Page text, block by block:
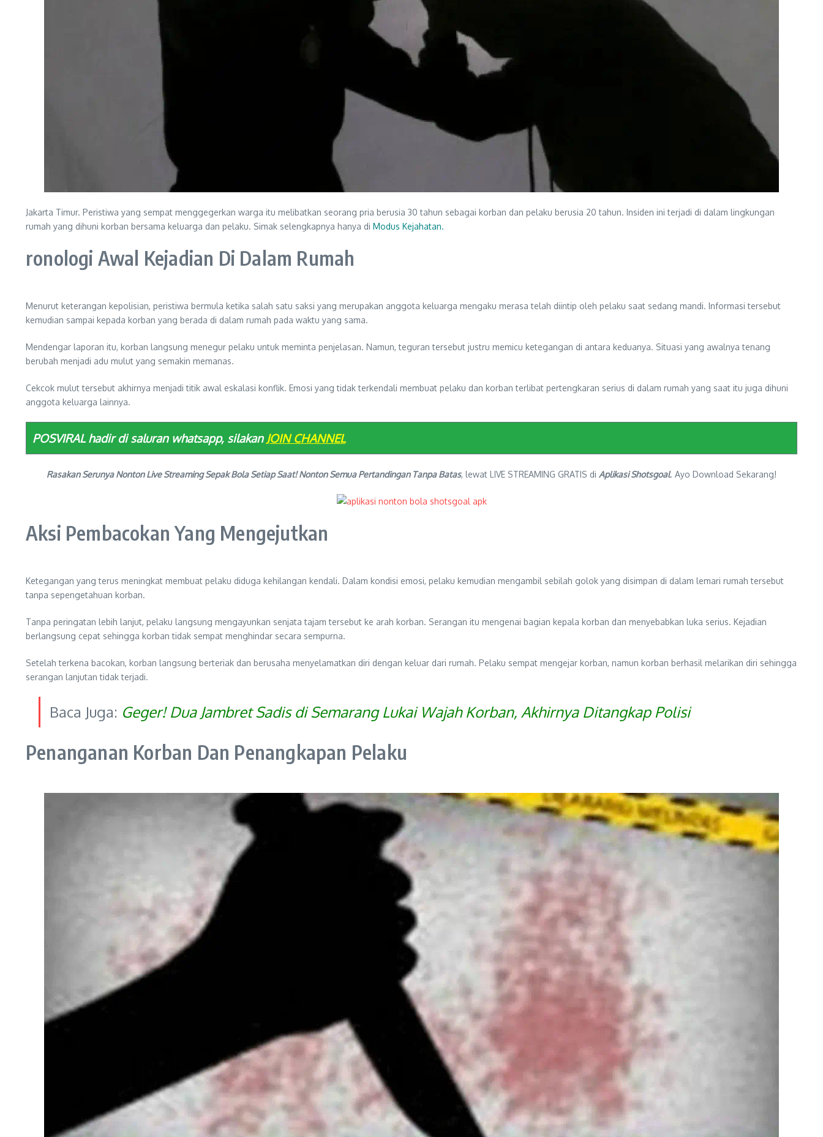
Jakarta Timur. Peristiwa yang sempat menggegerkan warga itu melibatkan seorang pria berusia 30 tahun sebagai korban dan pelaku berusia 20 tahun. Insiden ini terjadi di dalam lingkungan
rumah yang dihuni korban bersama keluarga dan pelaku. Simak selengkapnya hanya di Modus Kejahatan.
ronologi Awal Kejadian Di Dalam Rumah
Menurut keterangan kepolisian, peristiwa bermula ketika salah satu saksi yang merupakan anggota keluarga mengaku merasa telah diintip oleh pelaku saat sedang mandi. Informasi tersebut
kemudian sampai kepada korban yang berada di dalam rumah pada waktu yang sama.
Mendengar laporan itu, korban langsung menegur pelaku untuk meminta penjelasan. Namun, teguran tersebut justru memicu ketegangan di antara keduanya. Situasi yang awalnya tenang
berubah menjadi adu mulut yang semakin memanas.
Cekcok mulut tersebut akhirnya menjadi titik awal eskalasi konflik. Emosi yang tidak terkendali membuat pelaku dan korban terlibat pertengkaran serius di dalam rumah yang saat itu juga dihuni
anggota keluarga lainnya.
POSVIRAL hadir di saluran whatsapp, silakan JOIN CHANNEL
Rasakan Serunya Nonton Live Streaming Sepak Bola Setiap Saat! Nonton Semua Pertandingan Tanpa Batas, lewat LIVE STREAMING GRATIS di Aplikasi Shotsgoal. Ayo Download Sekarang!
Aksi Pembacokan Yang Mengejutkan
Ketegangan yang terus meningkat membuat pelaku diduga kehilangan kendali. Dalam kondisi emosi, pelaku kemudian mengambil sebilah golok yang disimpan di dalam lemari rumah tersebut
tanpa sepengetahuan korban.
Tanpa peringatan lebih lanjut, pelaku langsung mengayunkan senjata tajam tersebut ke arah korban. Serangan itu mengenai bagian kepala korban dan menyebabkan luka serius. Kejadian
berlangsung cepat sehingga korban tidak sempat menghindar secara sempurna.
Setelah terkena bacokan, korban langsung berteriak dan berusaha menyelamatkan diri dengan keluar dari rumah. Pelaku sempat mengejar korban, namun korban berhasil melarikan diri sehingga
serangan lanjutan tidak terjadi.
Baca Juga: Geger! Dua Jambret Sadis di Semarang Lukai Wajah Korban, Akhirnya Ditangkap Polisi
Penanganan Korban Dan Penangkapan Pelaku